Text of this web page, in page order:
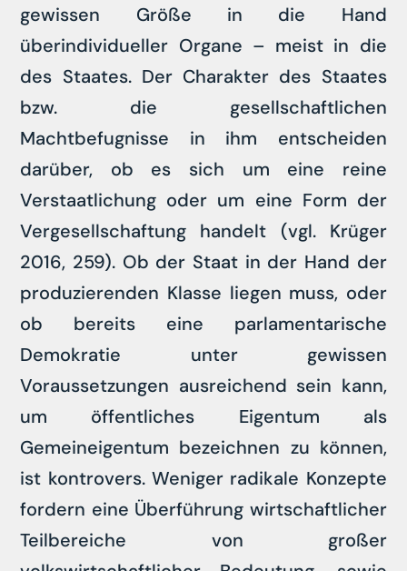
gewissen Größe in die Hand
überindividueller Organe – meist in die
des Staates. Der Charakter des Staates
bzw. die gesellschaftlichen
Machtbefugnisse in ihm entscheiden
darüber, ob es sich um eine reine
Verstaatlichung oder um eine Form der
Vergesellschaftung handelt (vgl. Krüger
2016, 259). Ob der Staat in der Hand der
produzierenden Klasse liegen muss, oder
ob bereits eine parlamentarische
Demokratie unter gewissen
Voraussetzungen ausreichend sein kann,
um öffentliches Eigentum als
Gemeineigentum bezeichnen zu können,
ist kontrovers. Weniger radikale Konzepte
fordern eine Überführung wirtschaftlicher
Teilbereiche von großer